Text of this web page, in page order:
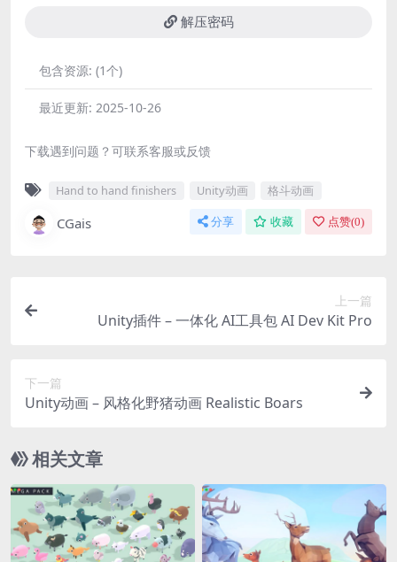
解压密码
包含资源: (1个)
最近更新: 2025-10-26
下载遇到问题？可联系客服或反馈
Hand to hand finishers Unity动画 格斗动画
CGais 分享 收藏 点赞(0)
上一篇
Unity插件 – 一体化 AI工具包 AI Dev Kit Pro
下一篇
Unity动画 – 风格化野猪动画 Realistic Boars
相关文章